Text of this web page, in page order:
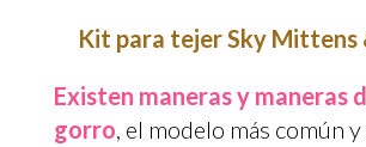
Kit para tejer Sky Mittens
Existen maneras y maneras
gorro, el modelo más común